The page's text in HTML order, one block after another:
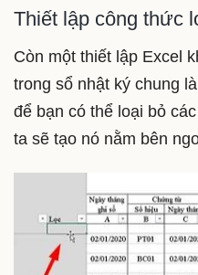
Thiết lập công thức
Còn một thiết lập Excel
trong sổ nhật ký chung
để bạn có thể loại bỏ
ta sẽ tạo nó nằm bên